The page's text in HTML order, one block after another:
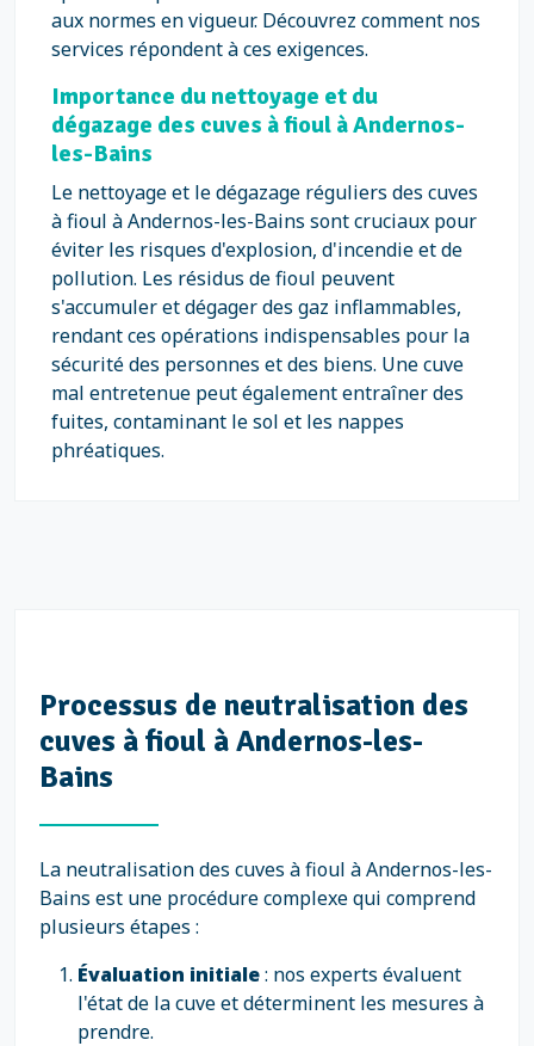
aux normes en vigueur. Découvrez comment nos
services répondent à ces exigences.
Importance du nettoyage et du
dégazage des cuves à fioul à Andernos-
les-Bains
Le nettoyage et le dégazage réguliers des cuves
à fioul à Andernos-les-Bains sont cruciaux pour
éviter les risques d'explosion, d'incendie et de
pollution. Les résidus de fioul peuvent
s'accumuler et dégager des gaz inflammables,
rendant ces opérations indispensables pour la
sécurité des personnes et des biens. Une cuve
mal entretenue peut également entraîner des
fuites, contaminant le sol et les nappes
phréatiques.
Processus de neutralisation des
cuves à fioul à Andernos-les-
Bains
La neutralisation des cuves à fioul à Andernos-les-
Bains est une procédure complexe qui comprend
plusieurs étapes :
Évaluation initiale: nos experts évaluent
l'état de la cuve et déterminent les mesures à
prendre.